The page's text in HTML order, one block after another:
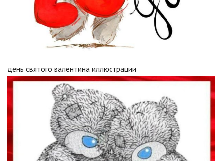
день святого валентина иллюстрации